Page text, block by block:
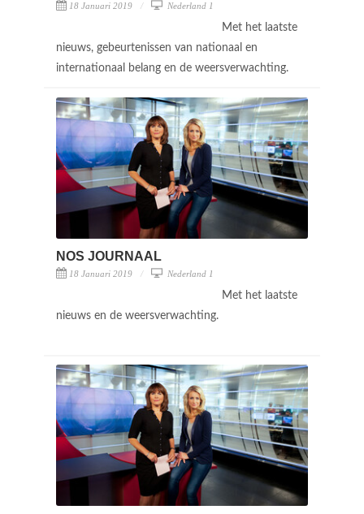
18 Januari 2019 Nederland 1
Met het laatste
nieuws, gebeurtenissen van nationaal en
internationaal belang en de weersverwachting.
NOS JOURNAAL
18 Januari 2019 Nederland 1
Met het laatste
nieuws en de weersverwachting.